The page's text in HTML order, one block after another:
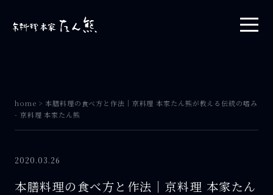
home >本膳料理の食べ方と作法｜京料理 本家たん熊が教える伝統の嗜み
- 京料理 本家たん熊
2020.03.26
本膳料理の食べ方と作法｜京料理 本家たん